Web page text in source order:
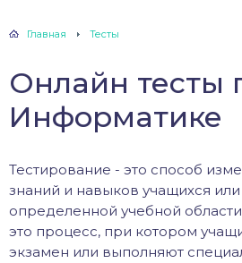
Главная Тесты
Онлайн тесты
Информатике
Тестирование - это способ
знаний и навыков учащихся или
определенной учебной
это процесс, при котором
экзамен или выполняют